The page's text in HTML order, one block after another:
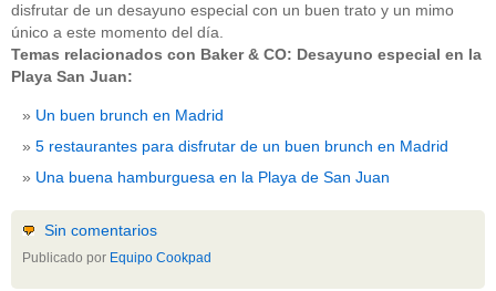
disfrutar de un desayuno especial con un buen trato y un mimo
único a este momento del día.
Temas relacionados con Baker & CO: Desayuno especial en la
Playa San Juan:
Un buen brunch en Madrid
5 restaurantes para disfrutar de un buen brunch en Madrid
Una buena hamburguesa en la Playa de San Juan
Sin comentarios
Publicado por Equipo Cookpad